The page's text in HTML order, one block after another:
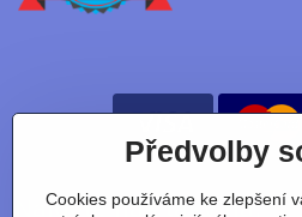
Nájdete nás taky na:
Předvolby
Cookies používáme ke zlepšení